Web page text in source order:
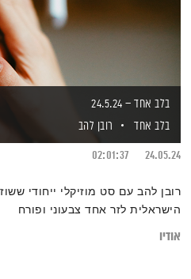
בלב אחד – 24.5.24
בלב אחד
רובן להב
24.05.24
02:01:37
רובן להב עם סט מוזיקלי ייחודי
הישראלית לזר אחד צבעוני ופורח
אודיו